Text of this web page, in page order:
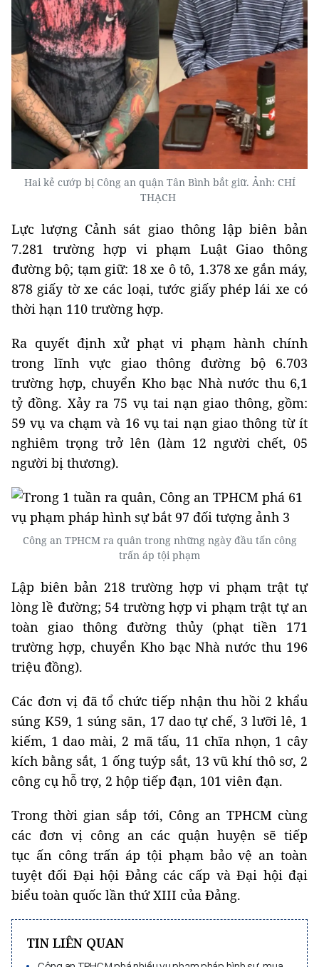
Hai kẻ cướp bị Công an quận Tân Bình bắt giữ. Ảnh: CHÍ
THẠCH
Lực lượng Cảnh sát giao thông lập biên bản
7.281 trường hợp vi phạm Luật Giao thông
đường bộ; tạm giữ: 18 xe ô tô, 1.378 xe gắn máy,
878 giấy tờ xe các loại, tước giấy phép lái xe có
thời hạn 110 trường hợp.
Ra quyết định xử phạt vi phạm hành chính
trong lĩnh vực giao thông đường bộ 6.703
trường hợp, chuyển Kho bạc Nhà nước thu 6,1
tỷ đồng. Xảy ra 75 vụ tai nạn giao thông, gồm:
59 vụ va chạm và 16 vụ tai nạn giao thông từ ít
nghiêm trọng trở lên (làm 12 người chết, 05
người bị thương).
Công an TPHCM ra quân trong những ngày đầu tấn công
trấn áp tội phạm
Lập biên bản 218 trường hợp vi phạm trật tự
lòng lề đường; 54 trường hợp vi phạm trật tự an
toàn giao thông đường thủy (phạt tiền 171
trường hợp, chuyển Kho bạc Nhà nước thu 196
triệu đồng).
Các đơn vị đã tổ chức tiếp nhận thu hồi 2 khẩu
súng K59, 1 súng săn, 17 dao tự chế, 3 lưỡi lê, 1
kiếm, 1 dao mài, 2 mã tấu, 11 chĩa nhọn, 1 cây
kích bằng sắt, 1 ống tuýp sắt, 13 vũ khí thô sơ, 2
công cụ hỗ trợ, 2 hộp tiếp đạn, 101 viên đạn.
Trong thời gian sắp tới, Công an TPHCM cùng
các đơn vị công an các quận huyện sẽ tiếp
tục ấn công trấn áp tội phạm bảo vệ an toàn
tuyệt đối Đại hội Đảng các cấp và Đại hội đại
biểu toàn quốc lần thứ XIII của Đảng.
TIN LIÊN QUAN